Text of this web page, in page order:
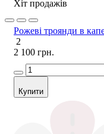
Хіт продажів
Рожеві троянди в
2
2 100 грн.
Купити